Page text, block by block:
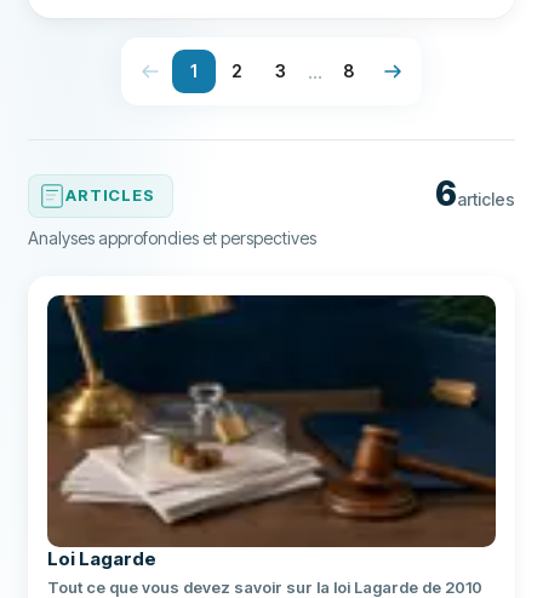
négocier le meilleur taux.
1 2 3 ... 8
ARTICLES 6articles
Analyses approfondies et perspectives
Loi Lagarde
Tout ce que vous devez savoir sur la loi Lagarde de 2010